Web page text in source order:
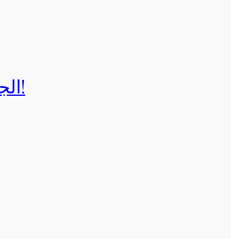
الجولة النهائية لبطولة إيزي كارت 2025!